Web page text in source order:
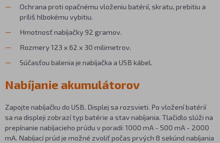
Ochrana proti opačnému vloženiu batérií, skratu, prebitiu a
príliš hlbokému vybitiu.
Hmotnosť nabíjačky 92 gramov.
Rozmery 123 x 62 x 30 milimetrov.
Súčasťou balenia je nabíjačka a USB kábel.
Nabíjanie akumulátorov
Zapojte nabíjačku do USB. Displej sa rozsvieti. Po vložení batérií
sa na displeji zobrazí typ batérie a stav nabíjania. Tlačidlo slúži na
prepínanie nabíjacieho prúdu v poradí: 1000 mA - 500 mA - 2000
mA. Nabíjací prúd je možné zvoliť počas prvých 8 sekúnd nabíjania